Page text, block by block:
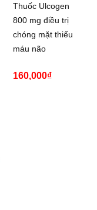
Thuốc Ulcogen
800 mg điều trị
chóng mặt thiếu
máu não
160,000₫